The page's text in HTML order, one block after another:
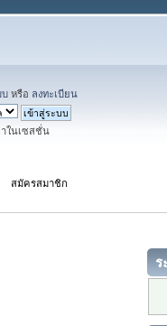
บ หรือ ลงทะเบียน
าในเซสชั่น
สมัครสมาชิก
ร